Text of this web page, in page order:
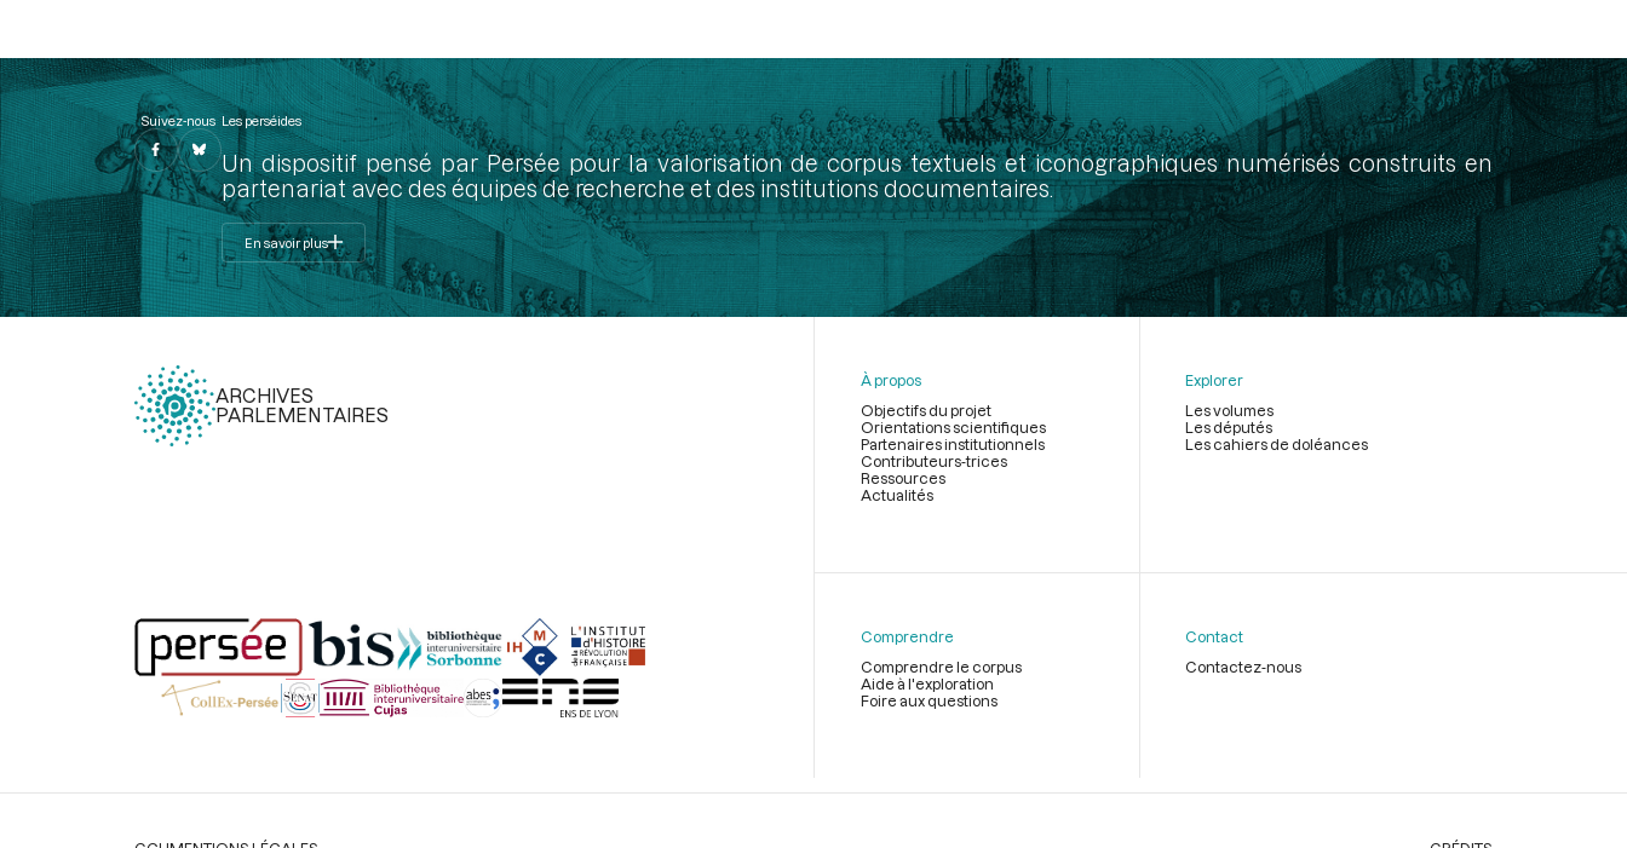
Suivez-nous Les perséides
Un dispositif pensé par Persée pour la valorisation de corpus textuels et iconographiques numérisés construits en
partenariat avec des équipes de recherche et des institutions documentaires.
En savoir plus
ARCHIVES
PARLEMENTAIRES
page
À propos
Objectifs du projet
Orientations scientifiques
Partenaires institutionnels
Contributeurs-trices
Ressources
Actualités
Explorer
Les volumes
Les députés
Les cahiers de doléances
Comprendre
Comprendre le corpus
Aide à l'exploration
Foire aux questions
Contact
Contactez-nous
Légal